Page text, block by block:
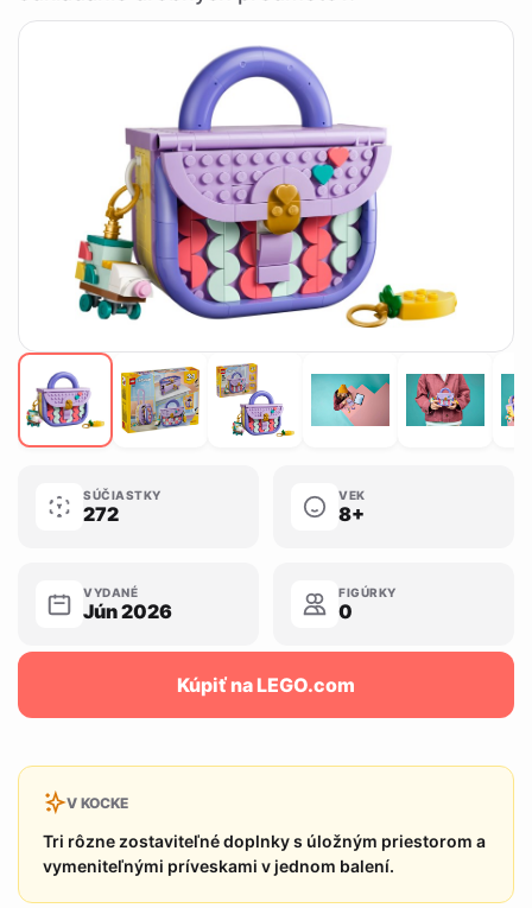
SÚČIASTKY
272
VEK
8+
VYDANÉ
Jún 2026
FIGÚRKY
0
Kúpiť na LEGO.com
V KOCKE
Tri rôzne zostaviteľné doplnky s úložným priestorom a
vymeniteľnými príveskami v jednom balení.